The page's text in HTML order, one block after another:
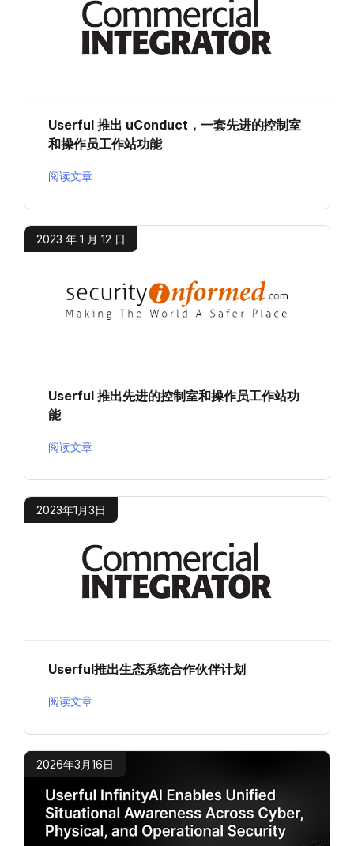
Userful 推出 uConduct，一套先进的控制室
和操作员工作站功能
阅读文章
2023 年 1 月 12 日
Userful 推出先进的控制室和操作员工作站功
能
阅读文章
2023年1月3日
Userful推出生态系统合作伙伴计划
阅读文章
2026年3月16日